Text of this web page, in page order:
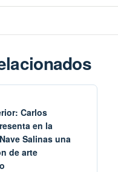
Carlos
en la
Salinas una
de arte